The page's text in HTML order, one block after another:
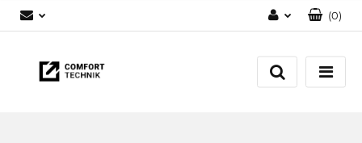
Zaloguj się
Zarejestruj się
(0)